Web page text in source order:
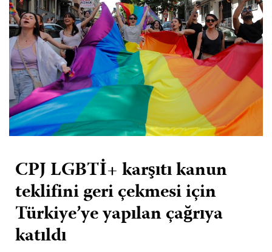
CPJ LGBTİ+ karşıtı kanun
teklifini geri çekmesi için
Türkiye’ye yapılan çağrıya
katıldı